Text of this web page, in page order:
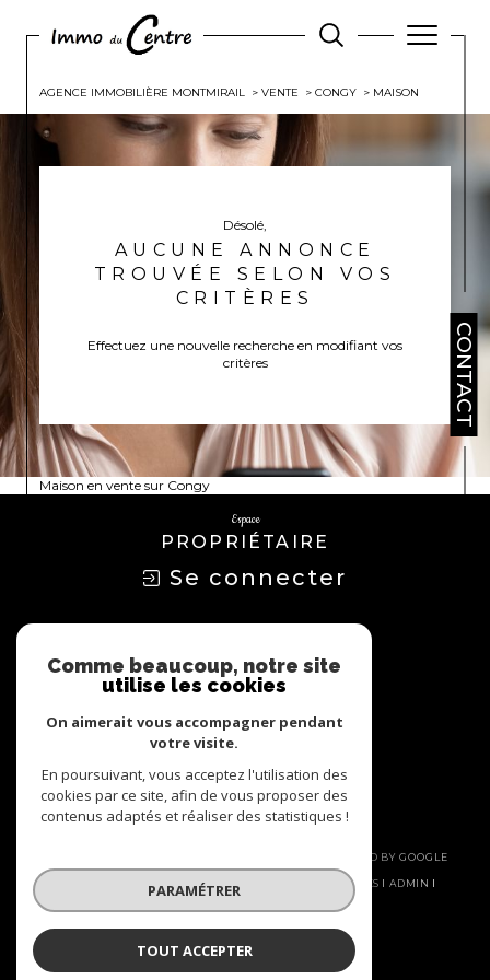
CONTACT
AGENCE IMMOBILIÈRE MONTMIRAIL VENTE CONGY MAISON
Désolé,
AUCUNE ANNONCE
TROUVÉE SELON VOS
CRITÈRES
Effectuez une nouvelle recherche en modifiant vos
critères
Maison en vente sur Congy
Espace
PROPRIÉTAIRE
Se connecter
© 2026 | TOUS DROITS RÉSERVÉS | TRADUCTION POWERED BY GOOGLE
|
NOS HONORAIRES
PLAN DU SITE MENTIONS LÉGALES
ADMIN
NOS LIENS
POLITIQUE RGPD COOKIES
Comme beaucoup, notre site
utilise les cookies
On aimerait vous accompagner pendant
votre visite.
En poursuivant, vous acceptez l'utilisation des
cookies par ce site, afin de vous proposer des
contenus adaptés et réaliser des statistiques !
PARAMÉTRER
TOUT ACCEPTER